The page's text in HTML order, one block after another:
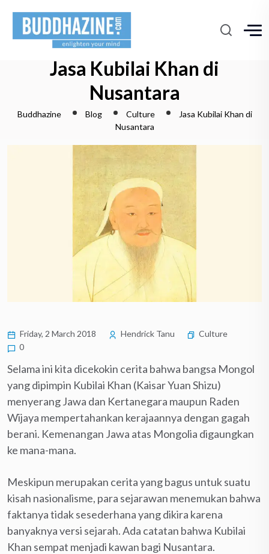
Jasa Kubilai Khan di
Nusantara
Buddhazine Blog Culture
Jasa Kubilai Khan di
Nusantara
Friday, 2 March 2018 Hendrick Tanu
Culture
0
Selama ini kita dicekokin cerita bahwa bangsa Mongol
yang dipimpin Kubilai Khan (Kaisar Yuan Shizu)
menyerang Jawa dan Kertanegara maupun Raden
Wijaya mempertahankan kerajaannya dengan gagah
berani. Kemenangan Jawa atas Mongolia digaungkan
ke mana-mana.
Meskipun merupakan cerita yang bagus untuk suatu
kisah nasionalisme, para sejarawan menemukan bahwa
faktanya tidak sesederhana yang dikira karena
banyaknya versi sejarah. Ada catatan bahwa Kubilai
Khan sempat menjadi kawan bagi Nusantara.